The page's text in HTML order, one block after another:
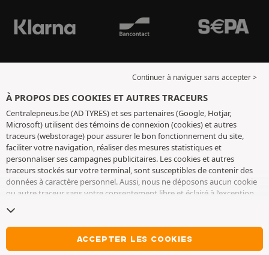
Continuer à naviguer sans accepter >
À PROPOS DES COOKIES ET AUTRES TRACEURS
Centralepneus.be (AD TYRES) et ses partenaires (Google, Hotjar,
Microsoft) utilisent des témoins de connexion (cookies) et autres
traceurs (webstorage) pour assurer le bon fonctionnement du site,
faciliter votre navigation, réaliser des mesures statistiques et
personnaliser ses campagnes publicitaires. Les cookies et autres
traceurs stockés sur votre terminal, sont susceptibles de contenir des
données à caractère personnel. Aussi, nous ne déposons aucun cookie
ou autre traceur sans votre consentement libre et éclairé à l’exception
conservons votre choix pendant 6 mois. Vous pouvez retirer votre
consentement à tout moment en vous rendant sur lapage cookies et
. Vous pouvez choisir de continuer à naviguer sans
accepter le dépôt de cookies ou autres traceurs. Le refus ne fait pas
ACCEPTER LES COOKIES